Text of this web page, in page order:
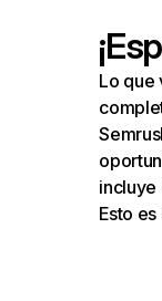
Lo que
incluye
Esto